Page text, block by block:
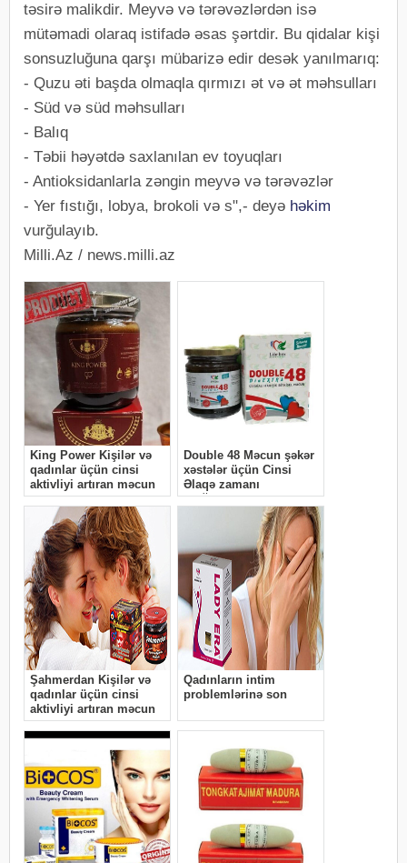
təsirə malikdir. Meyvə və tərəvəzlərdən isə
mütəmadi olaraq istifadə əsas şərtdir. Bu qidalar kişi
sonsuzluğuna qarşı mübarizə edir desək yanılmarıq:
- Quzu əti başda olmaqla qırmızı ət və ət məhsulları
- Süd və süd məhsulları
- Balıq
- Təbii həyətdə saxlanılan ev toyuqları
- Antioksidanlarla zəngin meyvə və tərəvəzlər
- Yer fıstığı, lobya, brokoli və s",- deyə həkim
vurğulayıb.
Milli.Az / news.milli.az